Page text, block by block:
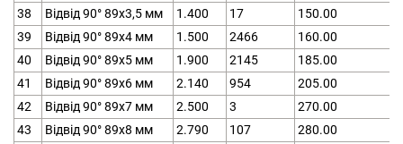
38
Відвід 90° 89х3,5 мм 1.400 17
150.00
39
Відвід 90° 89х4 мм 1.500 2466
160.00
40
Відвід 90° 89х5 мм 1.900 2145
185.00
41
Відвід 90° 89х6 мм 2.140 954
205.00
42
Відвід 90° 89х7 мм 2.500 3
270.00
43
Відвід 90° 89х8 мм 2.790 107
280.00